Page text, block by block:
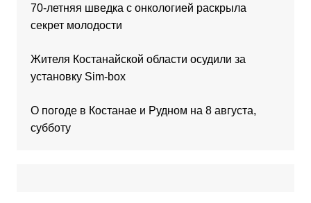
70-летняя шведка с онкологией раскрыла
секрет молодости
Жителя Костанайской области осудили за
установку Sim-box
О погоде в Костанае и Рудном на 8 августа,
субботу